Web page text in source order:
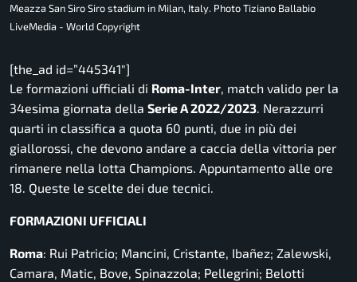
Meazza San Siro Siro stadium in Milan, Italy. Photo Tiziano Ballabio
LiveMedia - World Copyright
[the_ad id=”445341″]
Le formazioni ufficiali di Roma-Inter, match valido per la
34esima giornata della Serie A 2022/2023. Nerazzurri
quarti in classifica a quota 60 punti, due in più dei
giallorossi, che devono andare a caccia della vittoria per
rimanere nella lotta Champions. Appuntamento alle ore
18. Queste le scelte dei due tecnici.
FORMAZIONI UFFICIALI
Roma: Rui Patricio; Mancini, Cristante, Ibañez; Zalewski,
Camara, Matic, Bove, Spinazzola; Pellegrini; Belotti